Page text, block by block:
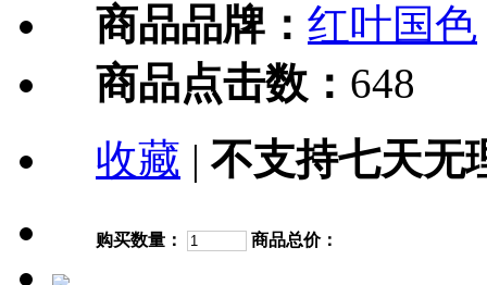
商品品牌： 红叶国色
商品点击数： 648
收藏 | 不支持七天无
购买数量： 商品总价：